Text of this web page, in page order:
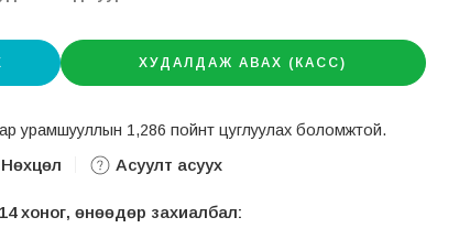
ХУДАЛДАЖ АВАХ (КАСС)
урамшууллын 1,286 пойнт цуглуулах боломжтой.
Нөхцөл Асуулт асуух
хоног, өнөөдөр захиалбал: